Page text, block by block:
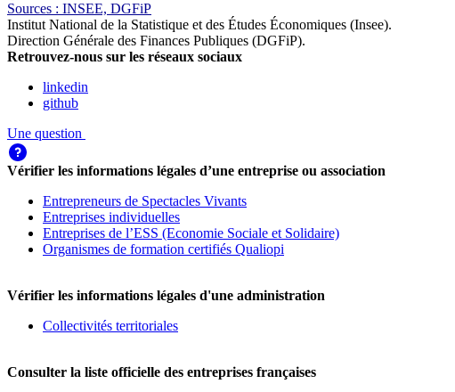
Sources : INSEE, DGFiP
Institut National de la Statistique et des Études Économiques (Insee).
Direction Générale des Finances Publiques (DGFiP).
Retrouvez-nous sur les réseaux sociaux
linkedin
github
Une question
Vérifier les informations légales d’une entreprise ou association
Entrepreneurs de Spectacles Vivants
Entreprises individuelles
Entreprises de l’ESS (Economie Sociale et Solidaire)
Organismes de formation certifiés Qualiopi
Vérifier les informations légales d'une administration
Collectivités territoriales
Consulter la liste officielle des entreprises françaises